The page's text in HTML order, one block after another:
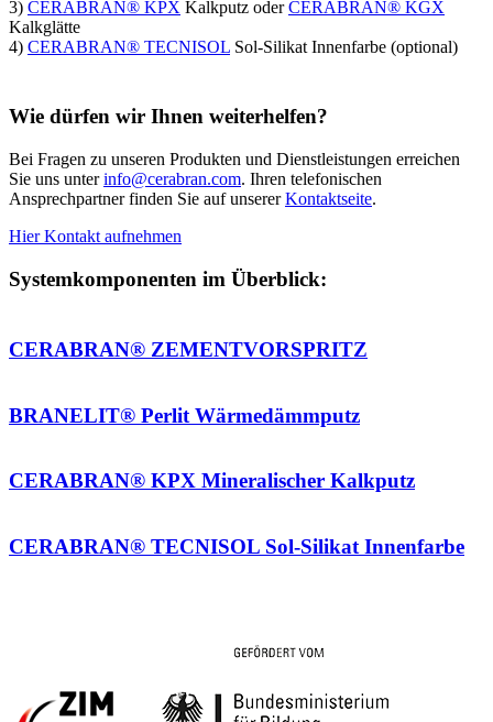
Wie dürfen wir Ihnen weiterhelfen?
Sie uns unterinfo@cerabran.com. Ihren telefonischen
Hier Kontakt aufnehmen
CERABRAN® ZEMENTVORSPRITZ
BRANELIT® Perlit Wärmedämmputz
CERABRAN® KPX Mineralischer Kalkputz
CERABRAN® TECNISOL Sol-Silikat Innenfarbe